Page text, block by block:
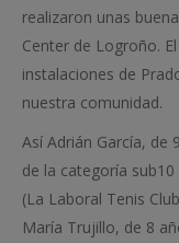
realizaron unas
Center de Logroño.
instalaciones de
nuestra comunidad.
Así Adrián García,
de la categoría
(La Laboral Tenis
María Trujillo, de 8